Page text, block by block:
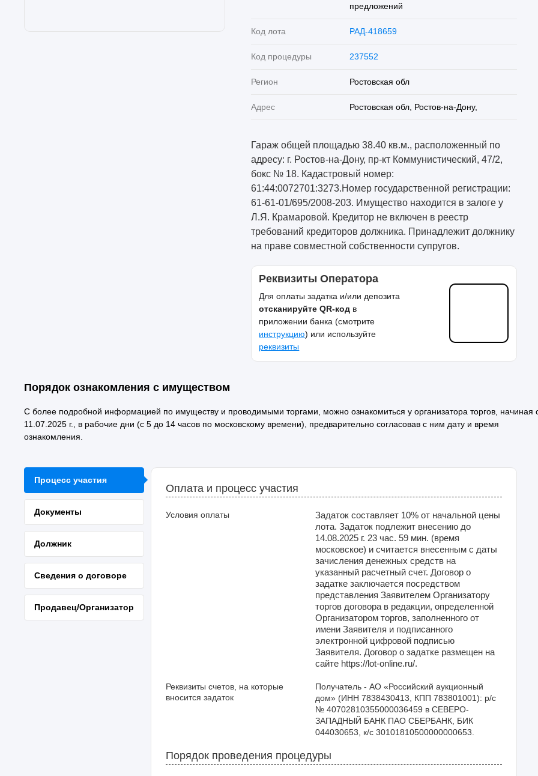
предложений
Код лота РАД-418659
Код процедуры 237552
Регион Ростовская обл
Адрес Ростовская обл, Ростов-на-Дону,
Гараж общей площадью 38.40 кв.м., расположенный по
адресу: г. Ростов-на-Дону, пр-кт Коммунистический, 47/2,
бокс № 18. Кадастровый номер:
61:44:0072701:3273.Номер государственной регистрации:
61-61-01/695/2008-203. Имущество находится в залоге у
Л.Я. Крамаровой. Кредитор не включен в реестр
требований кредиторов должника. Принадлежит должнику
на праве совместной собственности супругов.
Реквизиты Оператора
Для оплаты задатка и/или депозита
отсканируйте QR-код в
приложении банка (смотрите
инструкцию) или используйте
реквизиты
Порядок ознакомления с имуществом
С более подробной информацией по имуществу и проводимыми торгами, можно ознакомиться у организатора торгов, начиная
11.07.2025 г., в рабочие дни (с 5 до 14 часов по московскому времени), предварительно согласовав с ним дату и время
ознакомления.
Процесс участия
Документы
Должник
Сведения о договоре
Продавец/Организатор
Оплата и процесс участия
Условия оплаты
Задаток составляет 10% от начальной цены
лота. Задаток подлежит внесению до
14.08.2025 г. 23 час. 59 мин. (время
московское) и считается внесенным с даты
зачисления денежных средств на
указанный расчетный счет. Договор о
задатке заключается посредством
представления Заявителем Организатору
торгов договора в редакции, определенной
Организатором торгов, заполненного от
имени Заявителя и подписанного
электронной цифровой подписью
Заявителя. Договор о задатке размещен на
сайте https://lot-online.ru/.
Реквизиты счетов, на которые
вносится задаток
Получатель - АО «Российский аукционный
дом» (ИНН 7838430413, КПП 783801001): р/с
№ 40702810355000036459 в СЕВЕРО-
ЗАПАДНЫЙ БАНК ПАО СБЕРБАНК, БИК
044030653, к/с 30101810500000000653.
Порядок проведения процедуры